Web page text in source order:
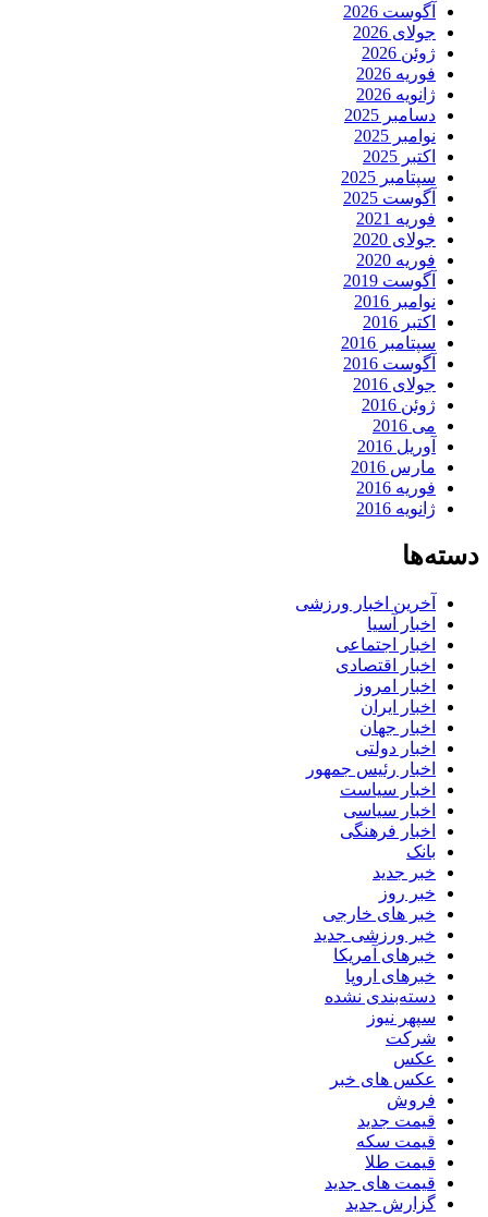
آگوست 2026
جولای 2026
ژوئن 2026
فوریه 2026
ژانویه 2026
دسامبر 2025
نوامبر 2025
اکتبر 2025
سپتامبر 2025
آگوست 2025
فوریه 2021
جولای 2020
فوریه 2020
آگوست 2019
نوامبر 2016
اکتبر 2016
سپتامبر 2016
آگوست 2016
جولای 2016
ژوئن 2016
می 2016
آوریل 2016
مارس 2016
فوریه 2016
ژانویه 2016
دسته‌ها
آخرین اخبار ورزشی
اخبار آسیا
اخبار اجتماعی
اخبار اقتصادی
اخبار امروز
اخبار ایران
اخبار جهان
اخبار دولتی
اخبار رئیس جمهور
اخبار سیاست
اخبار سیاسی
اخبار فرهنگی
بانک
خبر جدید
خبر روز
خبر های خارجی
خبر ورزشی جدید
خبرهای آمریکا
خبرهای اروپا
دسته‌بندی نشده
سپهر نیوز
شرکت
عکس
عکس های خبر
فروش
قیمت جدید
قیمت سکه
قیمت طلا
قیمت های جدید
گزارش جدید